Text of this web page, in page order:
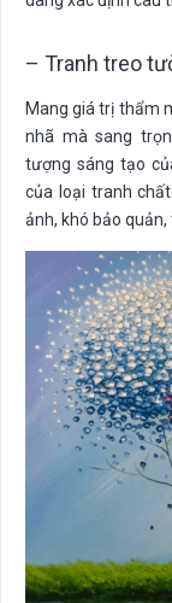
– Tranh treo
Mang giá trị thẩm
nhã mà sang
tượng sáng tạo
của loại tranh
ảnh, khó bảo